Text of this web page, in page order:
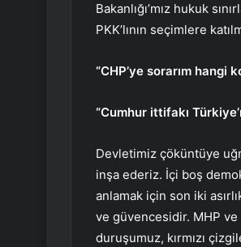
Bakanlığı’mız hukuk
PKK’lının seçimlere
“CHP’ye sorarım hangi
“Cumhur ittifakı
Devletimiz çöküntüye
inşa ederiz. İçi boş
anlamak için son iki
ve güvencesidir. MHP
duruşumuz, kırmızı